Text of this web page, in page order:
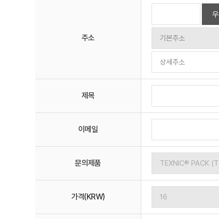
주소
제목
이메일
문의제품
가격(KRW)